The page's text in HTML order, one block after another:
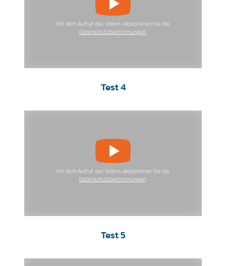
Mit dem Aufruf des Videos akzeptieren Sie die
Datenschutzbestimmungen
Test 4
Mit dem Aufruf des Videos akzeptieren Sie die
Datenschutzbestimmungen
Test 5